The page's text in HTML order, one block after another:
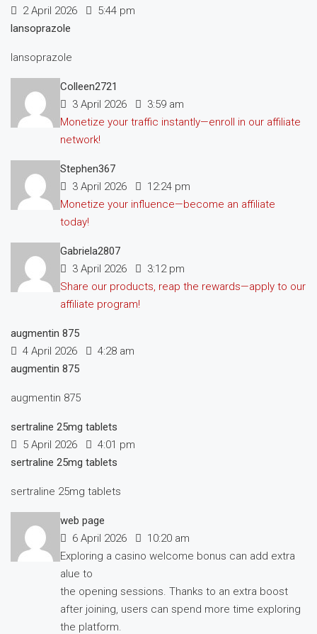
2 April 2026
5:44 pm
lansoprazole
lansoprazole
Colleen2721
3 April 2026
3:59 am
Monetize your traffic instantly—enroll in our affiliate
network!
Stephen367
3 April 2026
12:24 pm
Monetize your influence—become an affiliate
today!
Gabriela2807
3 April 2026
3:12 pm
Share our products, reap the rewards—apply to our
affiliate program!
augmentin 875
4 April 2026
4:28 am
augmentin 875
augmentin 875
sertraline 25mg tablets
5 April 2026
4:01 pm
sertraline 25mg tablets
sertraline 25mg tablets
web page
6 April 2026
10:20 am
Exploring a casino welcome bonus can add extra
alue to
the opening sessions. Thanks to an extra boost
after joining, users can spend more time exploring
the platform.